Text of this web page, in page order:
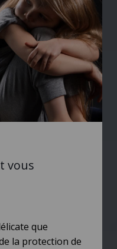
vous
que
la protection de